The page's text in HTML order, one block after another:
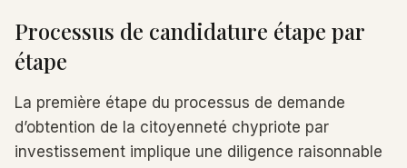
Processus de candidature étape par
étape
La première étape du processus de demande
d’obtention de la citoyenneté chypriote par
investissement implique une diligence raisonnable